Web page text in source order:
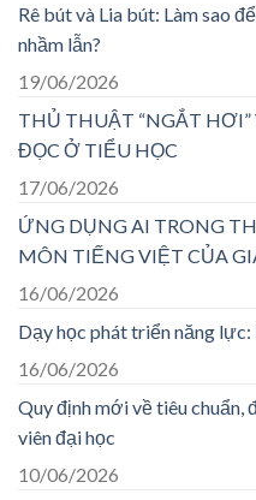
Rê bút và Lia bút: Làm sao
nhầm lẫn?
19/06/2026
THỦ THUẬT “NGẮT HƠI”
ĐỌC Ở TIỂU HỌC
17/06/2026
ỨNG DỤNG AI TRONG
MÔN TIẾNG VIỆT CỦA
16/06/2026
Dạy học phát triển năng
16/06/2026
Quy định mới về tiêu chuẩn,
viên đại học
10/06/2026